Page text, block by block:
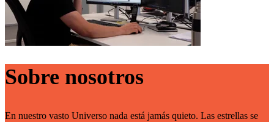
Sobre nosotros
En nuestro vasto Universo nada está jamás quieto. Las estrellas se